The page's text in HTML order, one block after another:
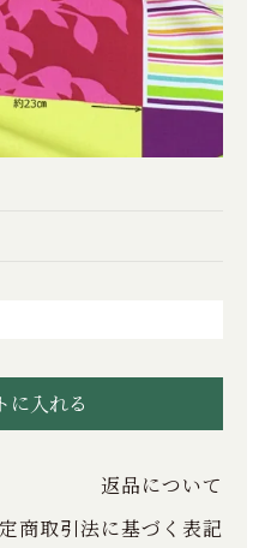
に入れる
返品について
商取引法に基づく表記